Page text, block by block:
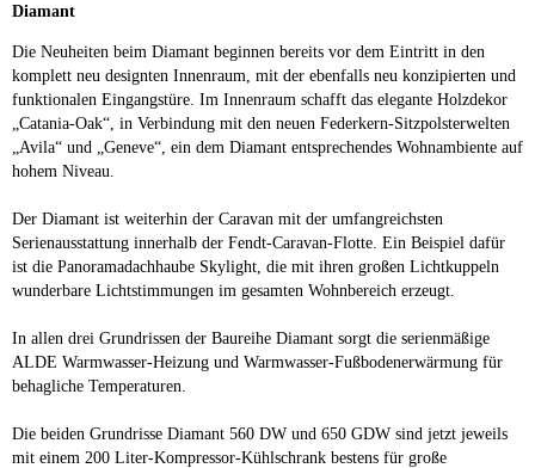
Diamant
Die Neuheiten beim Diamant beginnen bereits vor dem Eintritt in den
komplett neu designten Innenraum, mit der ebenfalls neu konzipierten und
funktionalen Eingangstüre. Im Innenraum schafft das elegante Holzdekor
„Catania-Oak“, in Verbindung mit den neuen Federkern-Sitzpolsterwelten
„Avila“ und „Geneve“, ein dem Diamant entsprechendes Wohnambiente auf
hohem Niveau.
Der Diamant ist weiterhin der Caravan mit der umfangreichsten
Serienausstattung innerhalb der Fendt-Caravan-Flotte. Ein Beispiel dafür
ist die Panoramadachhaube Skylight, die mit ihren großen Lichtkuppeln
wunderbare Lichtstimmungen im gesamten Wohnbereich erzeugt.
In allen drei Grundrissen der Baureihe Diamant sorgt die serienmäßige
ALDE Warmwasser-Heizung und Warmwasser-Fußbodenerwärmung für
behagliche Temperaturen.
Die beiden Grundrisse Diamant 560 DW und 650 GDW sind jetzt jeweils
mit einem 200 Liter-Kompressor-Kühlschrank bestens für große